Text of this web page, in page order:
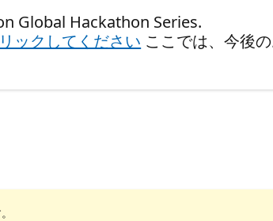
Global Hackathon Series.
ックしてください ここでは、今後